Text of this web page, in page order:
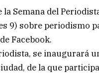
Semana del
9) sobre periodismo
Facebook.
se inaugurará
de la que